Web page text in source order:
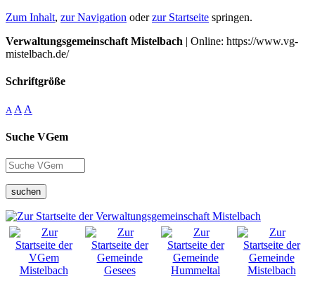
Zum Inhalt, zur Navigation oderzur Startseite springen.
Verwaltungsgemeinschaft Mistelbach | Online: https://www.vg-
mistelbach.de/
Schriftgröße
A A A
Suche VGem
suchen